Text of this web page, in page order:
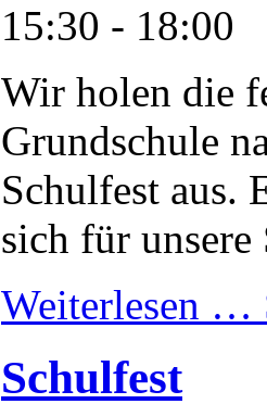
15:30 - 18:00
Wir holen die
Grundschule
Schulfest aus.
sich für unsere
Weiterlesen …
Schulfest